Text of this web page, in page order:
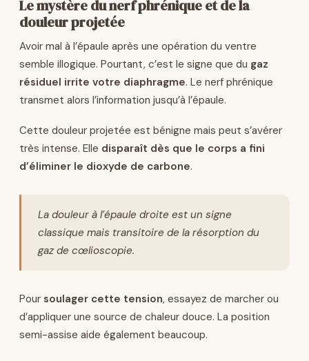
Le mystère du nerf phrénique et de la
douleur projetée
Avoir mal à l’épaule après une opération du ventre
semble illogique. Pourtant, c’est le signe que du gaz
résiduel irrite votre diaphragme. Le nerf phrénique
transmet alors l’information jusqu’à l’épaule.
Cette douleur projetée est bénigne mais peut s’avérer
très intense. Elle disparaît dès que le corps a fini
d’éliminer le dioxyde de carbone.
La douleur à l’épaule droite est un signe
classique mais transitoire de la résorption du
gaz de cœlioscopie.
Pour soulager cette tension, essayez de marcher ou
d’appliquer une source de chaleur douce. La position
semi-assise aide également beaucoup.